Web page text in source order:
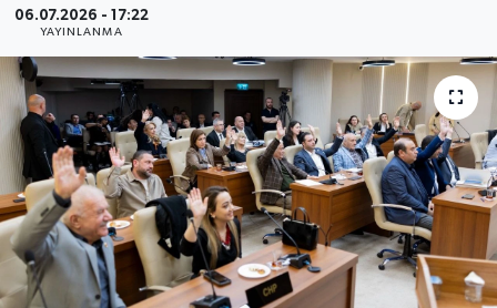
06.07.2026 - 17:22
YAYINLANMA